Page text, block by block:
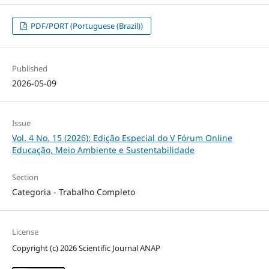
PDF/PORT (Portuguese (Brazil))
Published
2026-05-09
Issue
Vol. 4 No. 15 (2026): Edição Especial do V Fórum Online
Educação, Meio Ambiente e Sustentabilidade
Section
Categoria - Trabalho Completo
License
Copyright (c) 2026 Scientific Journal ANAP